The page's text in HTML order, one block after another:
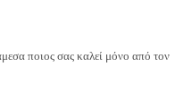
ποιος σας καλεί μόνο από τον